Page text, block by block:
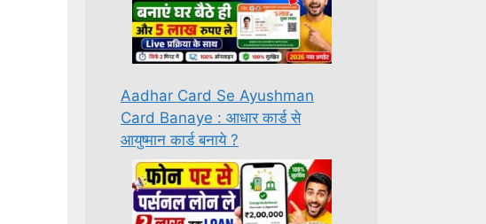
Aadhar Card Se Ayushman
Card Banaye : आधार कार्ड से
आयुष्मान कार्ड बनाये ?